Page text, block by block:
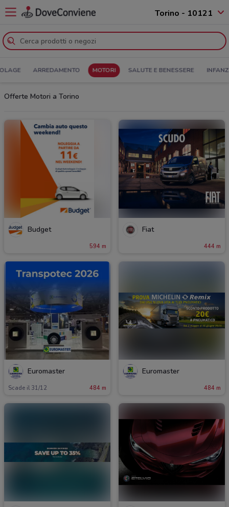
Torino - 10121
ARREDAMENTO MOTORI SALUTE E BENESSERE
Offerte Motori a Torino
Budget
594 m
Fiat
444 m
Euromaster
Scade il 31/12 484 m
Euromaster
484 m